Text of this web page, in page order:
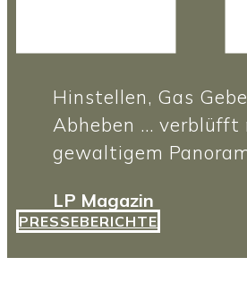
Hinstellen, Gas
Abheben ... verblüfft
gewaltigem
LP Magazin
PRESSEBERICHTE